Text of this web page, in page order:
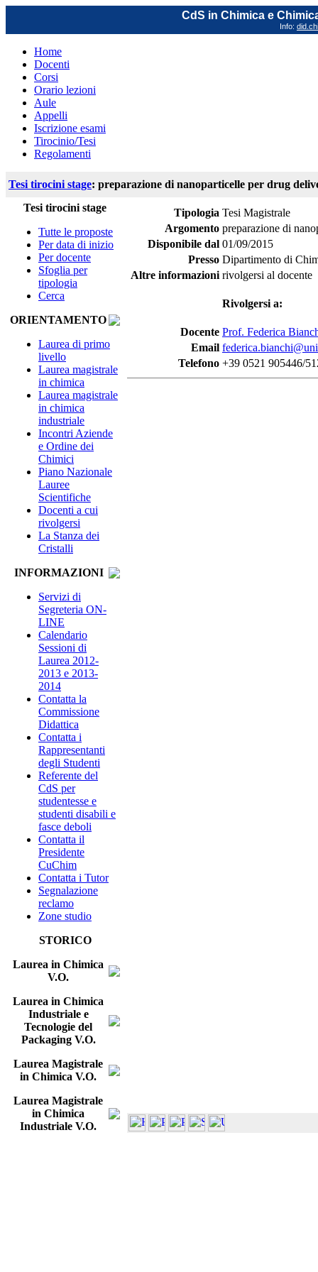
CdS in Chimica e
Info:
Home
Docenti
Corsi
Orario lezioni
Aule
Appelli
Iscrizione esami
Tirocinio/Tesi
Regolamenti
Tesi tirocini stage: preparazione di nanoparticelle per drug
Tesi tirocini stage
Tutte le proposte
Per data di inizio
Per docente
Sfoglia per
tipologia
Cerca
ORIENTAMENTO
Laurea di primo
livello
Laurea magistrale
in chimica
Laurea magistrale
in chimica
industriale
Incontri Aziende
e Ordine dei
Chimici
Piano Nazionale
Lauree
Scientifiche
Docenti a cui
rivolgersi
La Stanza dei
Cristalli
INFORMAZIONI
Servizi di
Segreteria ON-
LINE
Calendario
Sessioni di
Laurea 2012-
2013 e 2013-
2014
Contatta la
Commissione
Didattica
Contatta i
Rappresentanti
degli Studenti
Referente del
CdS per
studentesse e
studenti disabili e
fasce deboli
Contatta il
Presidente
CuChim
Contatta i Tutor
Segnalazione
reclamo
Zone studio
STORICO
Laurea in Chimica
V.O.
Laurea in Chimica
Industriale e
Tecnologie del
Packaging V.O.
Laurea Magistrale
in Chimica V.O.
Laurea Magistrale
in Chimica
Industriale V.O.
Tipologia Tesi Magistrale
Argomento preparazione di
Disponibile dal 01/09/2015
Presso Dipartimento di
Altre informazioni rivolgersi al docente
Rivolgersi a:
Docente Prof. Federica
Email
Telefono +39 0521 905446/